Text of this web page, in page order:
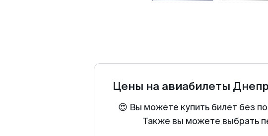
Цены на авиабилеты
😍 Вы можете купить билет без
Также вы можете выбрать